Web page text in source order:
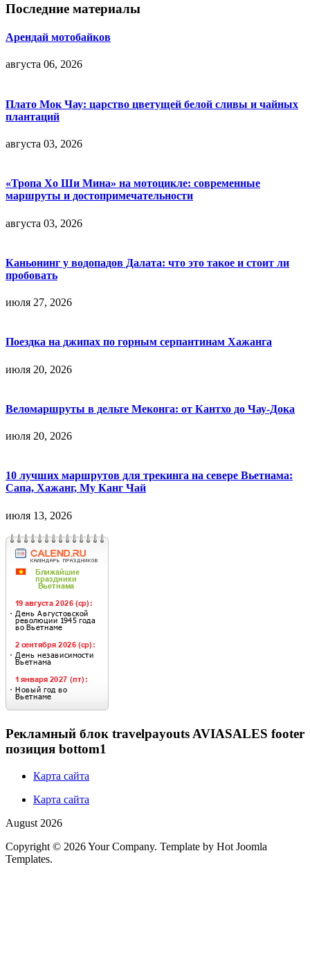
Последние материалы
Арендай мотобайков
августа 06, 2026
Плато Мок Чау: царство цветущей белой сливы и чайных
плантаций
августа 03, 2026
«Тропа Хо Ши Мина» на мотоцикле: современные
маршруты и достопримечательности
августа 03, 2026
Каньонинг у водопадов Далата: что это такое и стоит ли
пробовать
июля 27, 2026
Поездка на джипах по горным серпантинам Хажанга
июля 20, 2026
Веломаршруты в дельте Меконга: от Кантхо до Чау-Дока
июля 20, 2026
10 лучших маршрутов для трекинга на севере Вьетнама:
Сапа, Хажанг, Му Канг Чай
июля 13, 2026
Рекламный блок travelpayouts AVIASALES footer
позиция bottom1
Карта сайта
Карта сайта
August 2026
Copyright © 2026 Your Company. Template by Hot Joomla
Templates.